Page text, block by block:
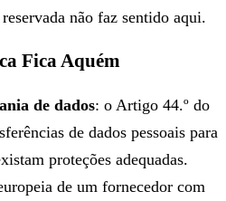
não faz sentido aqui.
Fica Aquém
de dados: o Artigo 44.º do
de dados pessoais para
proteções adequadas.
de um fornecedor com